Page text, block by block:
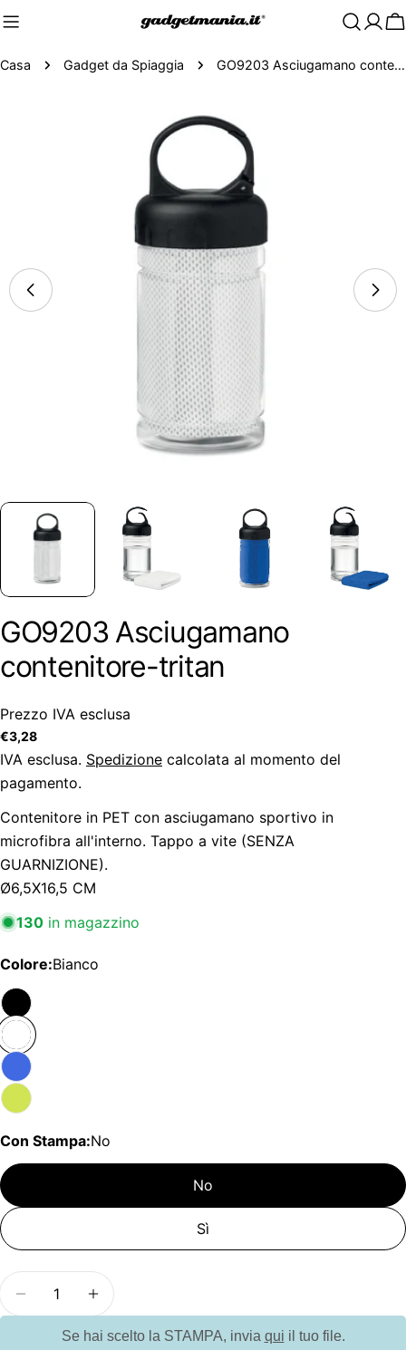
Casa Gadget da Spiaggia GO9203 Asciugamano contenitore-tritan
GO9203 Asciugamano
contenitore-tritan
Prezzo IVA esclusa
Prezzo
regolare
€3,28
IVA esclusa. Spedizione calcolata al momento del
pagamento.
Contenitore in PET con asciugamano sportivo in
microfibra all'interno. Tappo a vite (SENZA
GUARNIZIONE).
Ø6,5X16,5 CM
130 in magazzino
Colore:Bianco
Con Stampa:No
No
Sì
Diminuisci la quantità per GO9203
Aumenta la quantità per GO9203
Se hai scelto la STAMPA, invia qui il tuo file.